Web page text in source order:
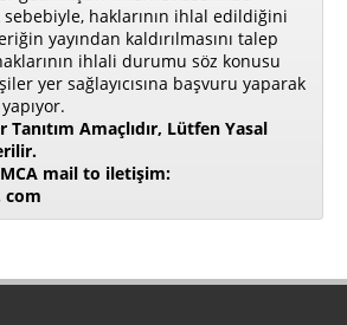
haklarının ihlal edildiğini
yayından kaldırılmasını talep
ihlali durumu söz konusu
yer sağlayıcısına başvuru yaparak
Amaçlıdır, Lütfen Yasal
mail to iletişim:
com